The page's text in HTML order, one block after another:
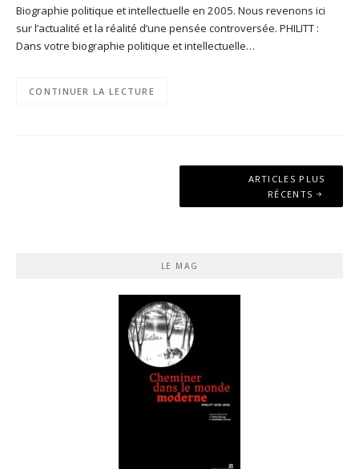
Biographie politique et intellectuelle en 2005. Nous revenons ici
sur l’actualité et la réalité d’une pensée controversée. PHILITT :
Dans votre biographie politique et intellectuelle…
CONTINUER LA LECTURE
ARTICLES PLUS
RÉCENTS
LE MAG